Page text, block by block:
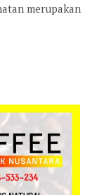
merupakan